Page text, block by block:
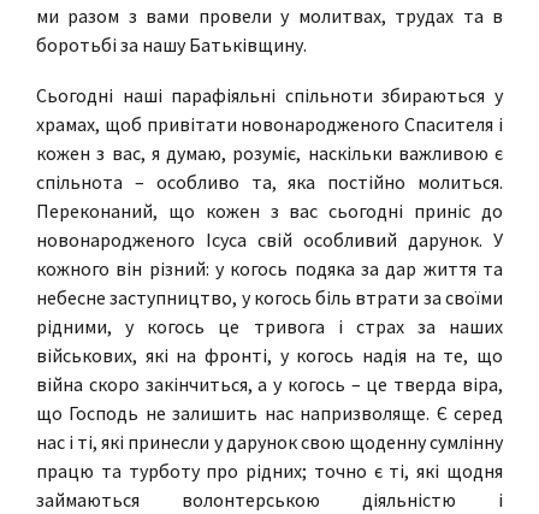
ми разом з вами провели у молитвах, трудах та в
боротьбі за нашу Батьківщину.
Сьогодні наші парафіяльні спільноти збираються у
храмах, щоб привітати новонародженого Спасителя і
кожен з вас, я думаю, розуміє, наскільки важливою є
спільнота – особливо та, яка постійно молиться.
Переконаний, що кожен з вас сьогодні приніс до
новонародженого Ісуса свій особливий дарунок. У
кожного він різний: у когось подяка за дар життя та
небесне заступництво, у когось біль втрати за своїми
рідними, у когось це тривога і страх за наших
військових, які на фронті, у когось надія на те, що
війна скоро закінчиться, а у когось – це тверда віра,
що Господь не залишить нас напризволяще. Є серед
нас і ті, які принесли у дарунок свою щоденну сумлінну
працю та турботу про рідних; точно є ті, які щодня
займаються волонтерською діяльністю і